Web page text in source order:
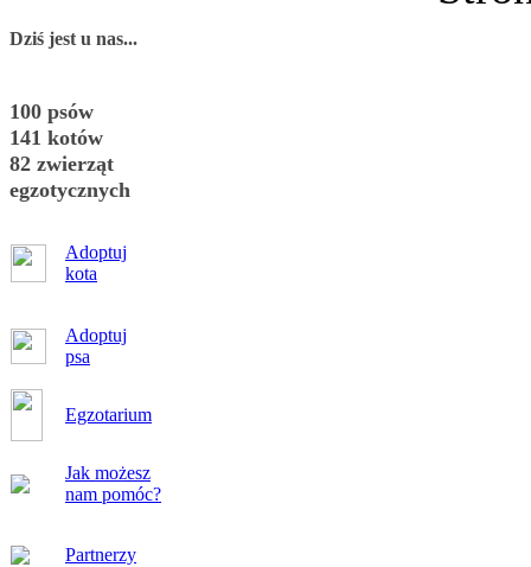
Dziś jest u nas...
100 psów
141 kotów
82 zwierząt
egzotycznych
Adoptuj
kota
Adoptuj
psa
Egzotarium
Jak możesz
nam pomóc?
Partnerzy